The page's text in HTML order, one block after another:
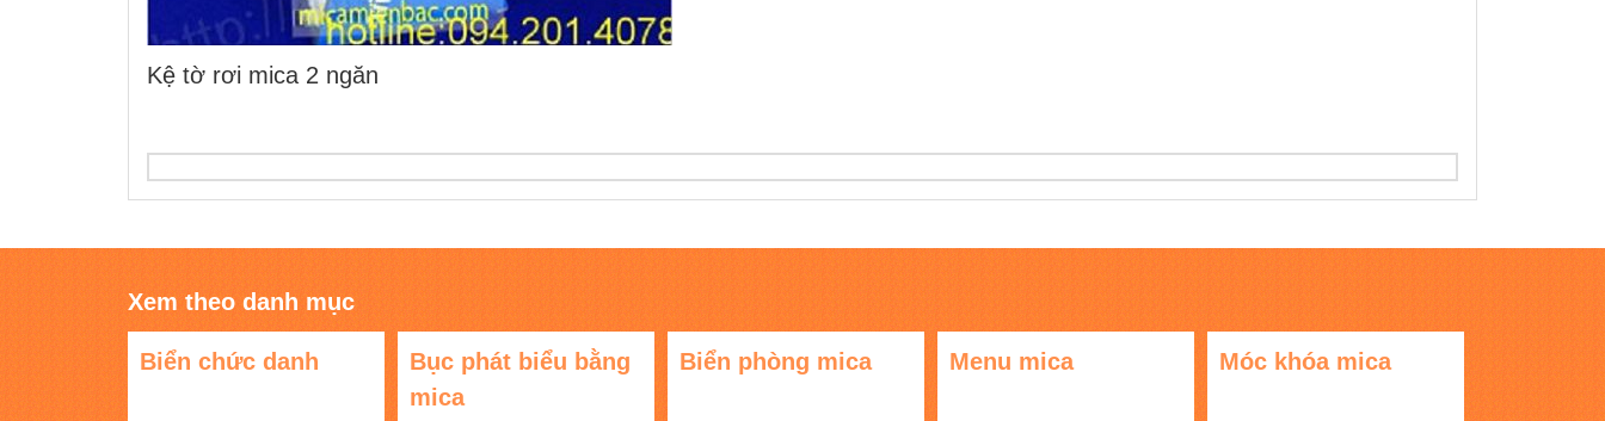
Kệ tờ rơi mica 2 ngăn
Xem theo danh mục
Biển chức danh
Bục phát biểu bằng
mica
Biển phòng mica Menu mica Móc khóa mica